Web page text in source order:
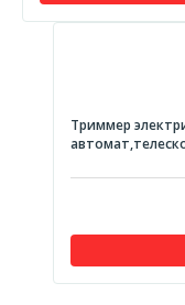
ЭНЕРГОМАШ
СОЮЗ
ЭНЕРГОМАШ
Триммер